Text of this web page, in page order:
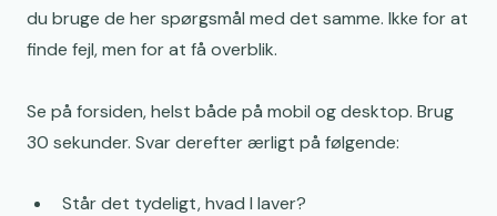
du bruge de her spørgsmål med det samme. Ikke for at
finde fejl, men for at få overblik.
Se på forsiden, helst både på mobil og desktop. Brug
30 sekunder. Svar derefter ærligt på følgende:
Står det tydeligt, hvad I laver?